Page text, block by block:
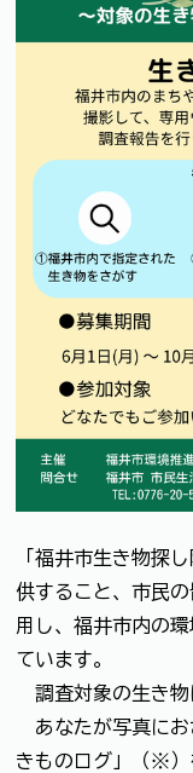
「福井市生き物探
供すること、市民
用し、福井市内の
ています。
調査対象の生き物
あなたが写真にお
きものログ」（※）